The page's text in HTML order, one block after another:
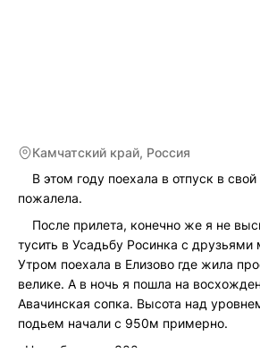
Камчатский край, Россия
В этом году поехала в отпуск в свой
пожалела.
После прилета, конечно же я не
тусить в Усадьбу Росинка с друзьями
Утром поехала в Елизово где жила
велике. А в ночь я пошла на
Авачинская сопка. Высота над
подьем начали с 950м примерно.
Не добралась 300 метров до